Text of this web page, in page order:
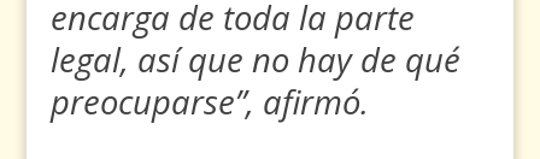
encarga de toda la parte
legal, así que no hay de qué
preocuparse”, afirmó.